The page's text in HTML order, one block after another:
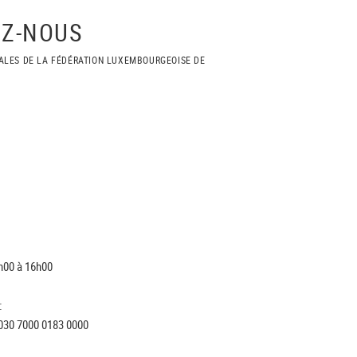
NOUS
DE LA FÉDÉRATION LUXEMBOURGEOISE DE
à 16h00
7000 0183 0000